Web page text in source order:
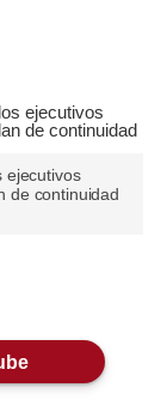
ejecutivos
de continuidad